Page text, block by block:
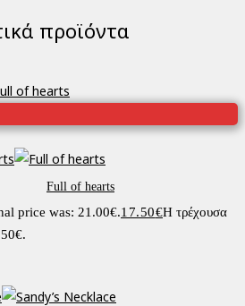
προϊόντα
Full of hearts
price was: 21.00€.17.50€Η τρέχουσα